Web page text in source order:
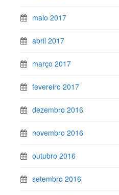
maio 2017
abril 2017
março 2017
fevereiro 2017
dezembro 2016
novembro 2016
outubro 2016
setembro 2016